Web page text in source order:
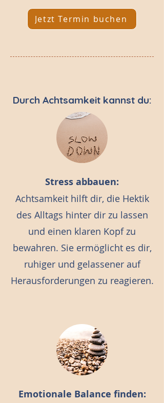
Jetzt Termin buchen
Durch Achtsamkeit kannst du:
Stress abbauen:
Achtsamkeit hilft dir, die Hektik
des Alltags hinter dir zu lassen
und einen klaren Kopf zu
bewahren. Sie ermöglicht es dir,
ruhiger und gelassener auf
Herausforderungen zu reagieren.
Emotionale Balance finden: